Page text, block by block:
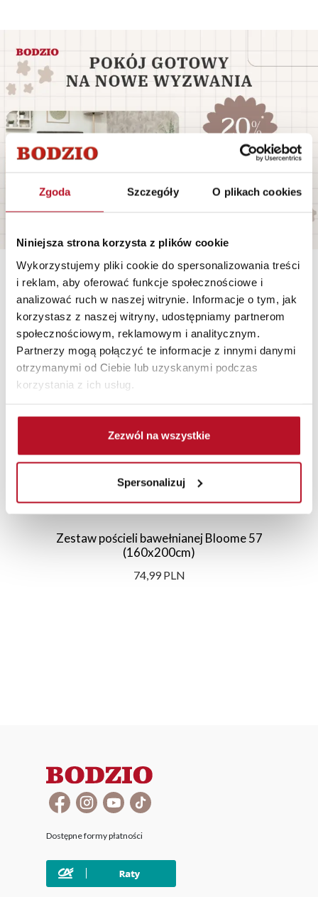
Zgoda Szczegóły O plikach cookies
Niniejsza strona korzysta z plików cookie
Wykorzystujemy pliki cookie do spersonalizowania treści
i reklam, aby oferować funkcje społecznościowe i
analizować ruch w naszej witrynie. Informacje o tym, jak
korzystasz z naszej witryny, udostępniamy partnerom
społecznościowym, reklamowym i analitycznym.
Partnerzy mogą połączyć te informacje z innymi danymi
otrzymanymi od Ciebie lub uzyskanymi podczas
korzystania z ich usług.
Zezwól na wszystkie
Spersonalizuj
Polecane Nowości Promocje
Zestaw pościeli bawełnianej Bloome 57
(160x200cm)
74,99 PLN
Dostępne formy płatności